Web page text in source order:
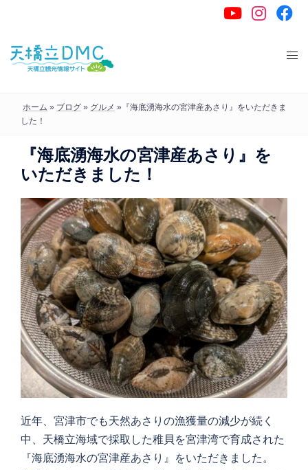
ホーム » ブログ » グルメ » 『海底湧海水の宮津産あさり』をいただきま
した！
『海底湧海水の宮津産あさり』を
いただきました！
近年、宮津市でも天然あさりの漁獲量の減少が続く
中、天橋立海域で採取した稚貝を宮津湾で育成された
『海底湧海水の宮津産あさり』をいただきました。